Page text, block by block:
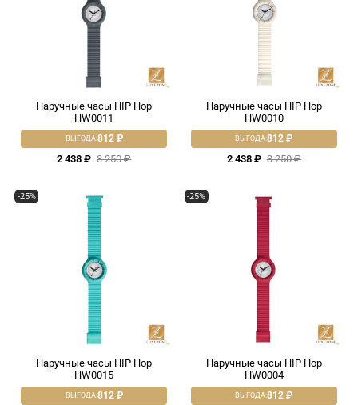
Наручные часы HIP Hop
HW0011
2 438 ₽ 3 250 ₽
ВЫГОДА:812 ₽
Наручные часы HIP Hop
HW0010
2 438 ₽ 3 250 ₽
ВЫГОДА:812 ₽
-25%
Наручные часы HIP Hop
HW0015
ВЫГОДА:812 ₽
-25%
Наручные часы HIP Hop
HW0004
ВЫГОДА:812 ₽